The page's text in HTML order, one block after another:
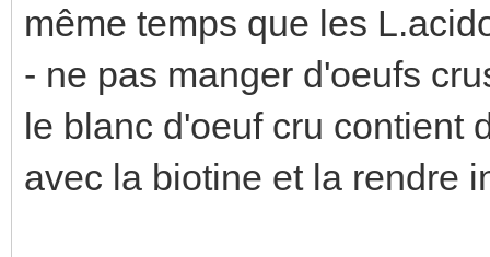
même temps que les
- ne pas manger d'oeufs
le blanc d'oeuf cru contient
avec la biotine et la rendre